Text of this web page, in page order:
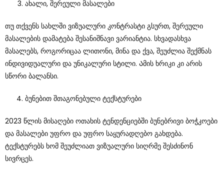
Ახალი, Შერეული Მასალები
Თუ Თქვენს Სახლში Ვიზუალური Კონტრასტი Გსურთ, Შერეული
Მასალების Დამატება Შესანიშნავი Ვარიანტია. Სხვადასხვა
Მასალებს, Როგორიცაა Ლითონი, Მინა Და Ქვა, Შეუძლია Შექმნას
Ინდივიდუალური Და Უნიკალური Სტილი. Ამის Ხრიკი Კი Არის
Სწორი Ბალანსი.
Ბუნებით Შთაგონებული Ტექსტურები
2023 Წლის Მისაღები Ოთახის Ტენდენციებში Ბუნებრივი Ბოჭკოები
Და Მასალები Უფრო Და Უფრო Საყურადღებო Გახდება.
Ტექსტურებს Ხომ Შეუძლიათ Ვიზუალური Სიღრმე Შესძინონ
Სივრცეს.